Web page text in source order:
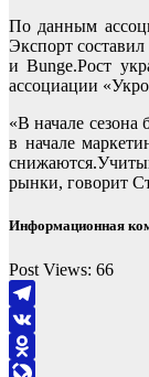
По данным
Экспорт
и Bunge.Рост
ассоциации
«В начале
в начале
рынки, говорит
Информационная
Post Views: 66
Telegram
VK
Odnoklassniki